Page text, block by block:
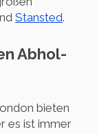
Stansted.
Abhol-
bieten
es ist immer